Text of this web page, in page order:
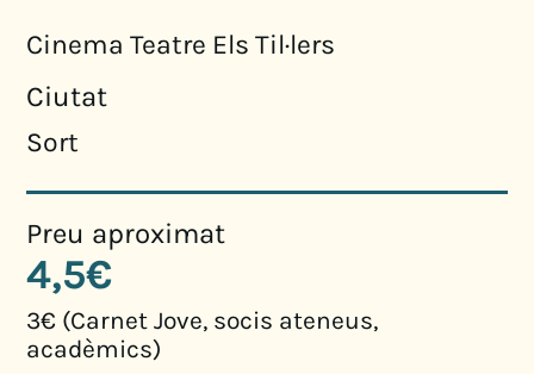
Cinema Teatre Els Til·lers
Ciutat
Sort
Preu aproximat
4,5€
3€ (Carnet Jove, socis ateneus,
acadèmics)